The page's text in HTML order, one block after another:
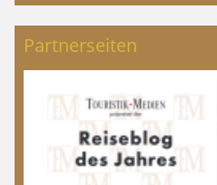
Partnerseiten